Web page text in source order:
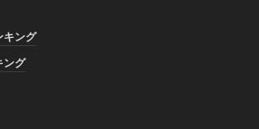
キング
ング